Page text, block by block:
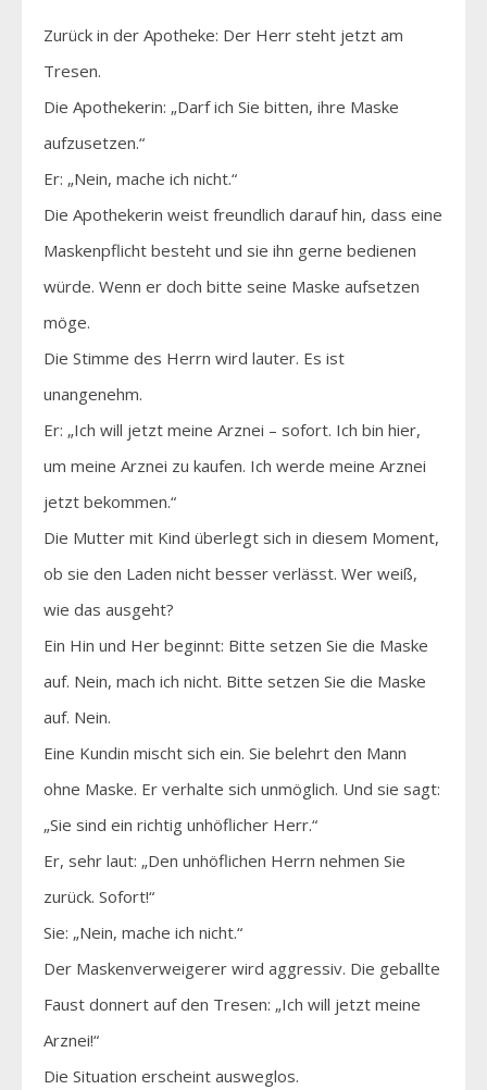
Zurück in der Apotheke: Der Herr steht jetzt am
Tresen.
Die Apothekerin: „Darf ich Sie bitten, ihre Maske
aufzusetzen.“
Er: „Nein, mache ich nicht.“
Die Apothekerin weist freundlich darauf hin, dass eine
Maskenpflicht besteht und sie ihn gerne bedienen
würde. Wenn er doch bitte seine Maske aufsetzen
möge.
Die Stimme des Herrn wird lauter. Es ist
unangenehm.
Er: „Ich will jetzt meine Arznei – sofort. Ich bin hier,
um meine Arznei zu kaufen. Ich werde meine Arznei
jetzt bekommen.“
Die Mutter mit Kind überlegt sich in diesem Moment,
ob sie den Laden nicht besser verlässt. Wer weiß,
wie das ausgeht?
Ein Hin und Her beginnt: Bitte setzen Sie die Maske
auf. Nein, mach ich nicht. Bitte setzen Sie die Maske
auf. Nein.
Eine Kundin mischt sich ein. Sie belehrt den Mann
ohne Maske. Er verhalte sich unmöglich. Und sie sagt:
„Sie sind ein richtig unhöflicher Herr.“
Er, sehr laut: „Den unhöflichen Herrn nehmen Sie
zurück. Sofort!“
Sie: „Nein, mache ich nicht.“
Der Maskenverweigerer wird aggressiv. Die geballte
Faust donnert auf den Tresen: „Ich will jetzt meine
Arznei!“
Die Situation erscheint ausweglos.